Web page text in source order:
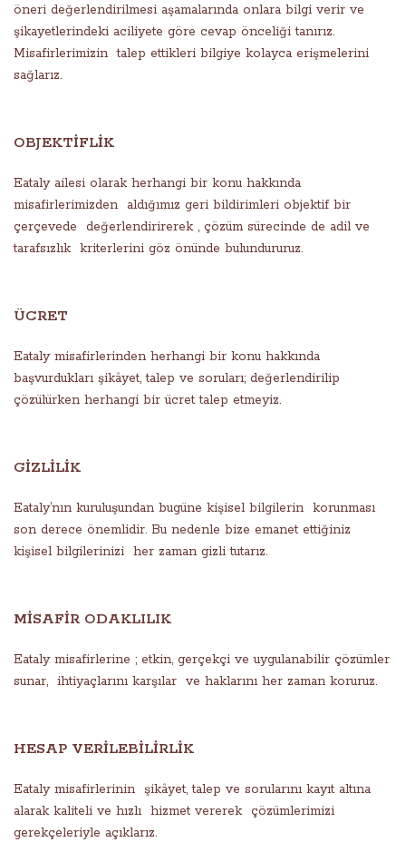
öneri değerlendirilmesi aşamalarında onlara bilgi verir ve
şikayetlerindeki aciliyete göre cevap önceliği tanırız.
Misafirlerimizin talep ettikleri bilgiye kolayca erişmelerini
sağlarız.
OBJEKTİFLİK
Eataly ailesi olarak herhangi bir konu hakkında
misafirlerimizden aldığımız geri bildirimleri objektif bir
çerçevede değerlendirirerek , çözüm sürecinde de adil ve
tarafsızlık kriterlerini göz önünde bulundururuz.
ÜCRET
Eataly misafirlerinden herhangi bir konu hakkında
başvurdukları şikâyet, talep ve soruları; değerlendirilip
çözülürken herhangi bir ücret talep etmeyiz.
GİZLİLİK
Eataly’nın kuruluşundan bugüne kişisel bilgilerin korunması
son derece önemlidir. Bu nedenle bize emanet ettiğiniz
kişisel bilgilerinizi her zaman gizli tutarız.
MİSAFİR ODAKLILIK
Eataly misafirlerine ; etkin, gerçekçi ve uygulanabilir çözümler
sunar, ihtiyaçlarını karşılar ve haklarını her zaman koruruz.
HESAP VERİLEBİLİRLİK
Eataly misafirlerinin şikâyet, talep ve sorularını kayıt altına
alarak kaliteli ve hızlı hizmet vererek çözümlerimizi
gerekçeleriyle açıklarız.